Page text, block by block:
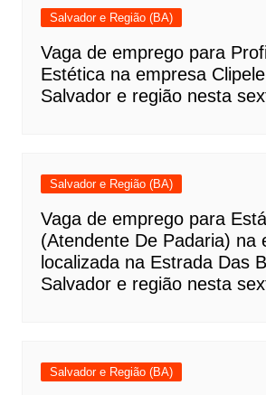
Salvador e Região (BA)
Vaga de emprego para
Estética na empresa
Salvador e região nesta
Salvador e Região (BA)
Vaga de emprego para
(Atendente De Padaria) na
localizada na Estrada Das
Salvador e região nesta
Salvador e Região (BA)